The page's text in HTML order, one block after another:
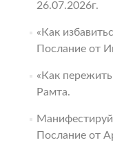
26.07.2026г.
«Как
Послание от
«Как
Рамта.
Послание от